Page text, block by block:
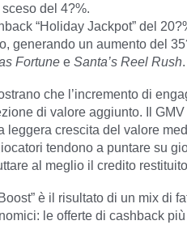
del 4?%.
“Holiday Jackpot” del
generando un aumento del
Fortune e Santa’s Reel Rush.
che l’incremento di
di valore aggiunto. Il
leggera crescita del valore
tendono a puntare su
al meglio il credito
è il risultato di un mix di
le offerte di cashback